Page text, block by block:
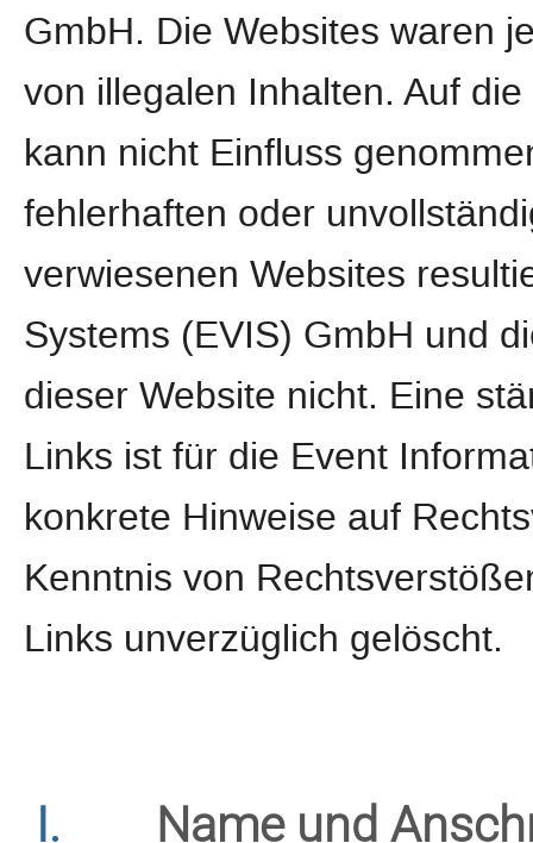
GmbH. Die Websites waren
von illegalen Inhalten. Auf
kann nicht Einfluss
fehlerhaften oder
verwiesenen Websites
Systems (EVIS) GmbH und
dieser Website nicht. Eine
Links ist für die Event
konkrete Hinweise auf
Kenntnis von
Links unverzüglich gelöscht.
I. Name und